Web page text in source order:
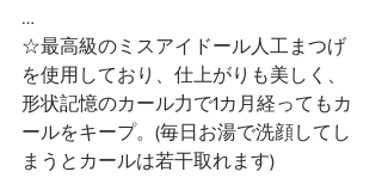
…
☆最高級のミスアイドール人工まつげ
を使用しており、仕上がりも美しく、
形状記憶のカール力で1カ月経ってもカ
ールをキープ。(毎日お湯で洗顔してし
まうとカールは若干取れます)